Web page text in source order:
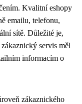
Kvalitní eshopy
emailu, telefonu,
sítě. Důležité je,
servis měl
informacím o
zákaznického